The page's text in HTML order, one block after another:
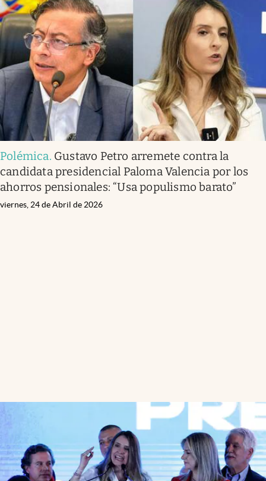
Polémica. Gustavo Petro arremete contra la
candidata presidencial Paloma Valencia por los
ahorros pensionales: “Usa populismo barato”
viernes, 24 de Abril de 2026